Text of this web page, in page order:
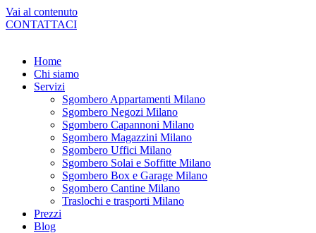
Vai al contenuto
CONTATTACI
Home
Chi siamo
Servizi
Sgombero Appartamenti Milano
Sgombero Negozi Milano
Sgombero Capannoni Milano
Sgombero Magazzini Milano
Sgombero Uffici Milano
Sgombero Solai e Soffitte Milano
Sgombero Box e Garage Milano
Sgombero Cantine Milano
Traslochi e trasporti Milano
Prezzi
Blog